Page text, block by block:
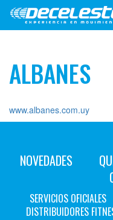
ALBANES
www.albanes.com.uy
NOVEDADES
SERVICIOS OFICIALES
DISTRIBUIDORES